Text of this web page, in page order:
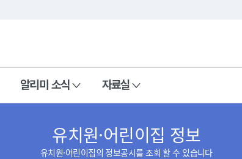
알리미 소식 자료실
유치원·어린이집 정보
유치원·어린이집의 정보공시를 조회 할 수 있습니다